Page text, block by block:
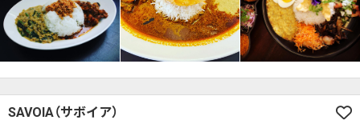
SAVOIA（サボイア）